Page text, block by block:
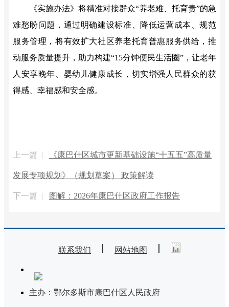
《实施办法》 将精准对接群众“养老难、托育贵”的急
难愁盼问题，通过明确建设标准、降低运营成本、规范
服务管理，将有效扩大社区养老托育普惠服务供给，推
动服务质量提升，助力构建“15分钟便民生活圈”，让老年
人安享晚年、婴幼儿健康成长，切实增强人民群众的获
得感、幸福感和安全感。
上一篇 | 《康巴什区城市更新基础设施“十五五”高质量
发展专项规划》（规划草案） 政策解读
下一篇 | 图解：2026年康巴什区政府工作报告
联系我们 网站地图
主办：鄂尔多斯市康巴什区人民政府